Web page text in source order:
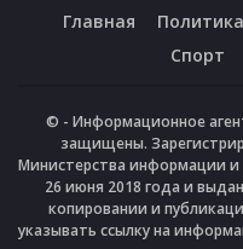
Главная Политика
Спорт
© - Информационное
защищены.
Министерства информации и
26 июня 2018 года и
копировании и
указывать ссылку на